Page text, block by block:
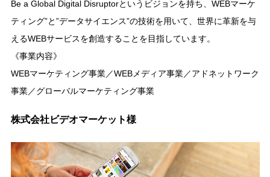
Be a Global Digital Disruptorというビジョンを持ち、WEBマーケ
ティング”と”データサイエンス”の技術を用いて、世界に革新を与
えるWEBサービスを創造することを目指しています。
《事業内容》
WEBマーケティング事業／WEBメディア事業／アドネットワーク
事業／グローバルマーケティング事業
株式会社ビデオマーケット様